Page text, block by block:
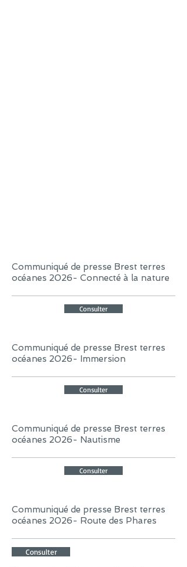
Communiqué de presse Brest terres
océanes 2026- Connecté à la nature
Consulter
Communiqué de presse Brest terres
océanes 2026- Immersion
Consulter
Communiqué de presse Brest terres
océanes 2026- Nautisme
Consulter
Communiqué de presse Brest terres
océanes 2026- Route des Phares
Consulter